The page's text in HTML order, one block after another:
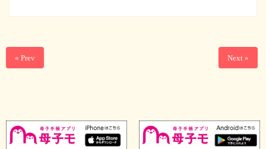
« Prev Next »